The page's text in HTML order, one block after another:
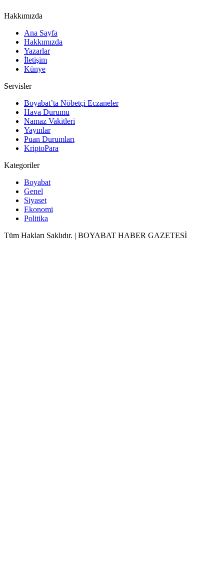
Hakkımızda
Ana Sayfa
Hakkımızda
Yazarlar
İletişim
Künye
Servisler
Boyabat’ta Nöbetçi Eczaneler
Hava Durumu
Namaz Vakitleri
Yayınlar
Puan Durumları
KriptoPara
Kategoriler
Boyabat
Genel
Siyaset
Ekonomi
Politika
Tüm Hakları Saklıdır. | BOYABAT HABER GAZETESİ